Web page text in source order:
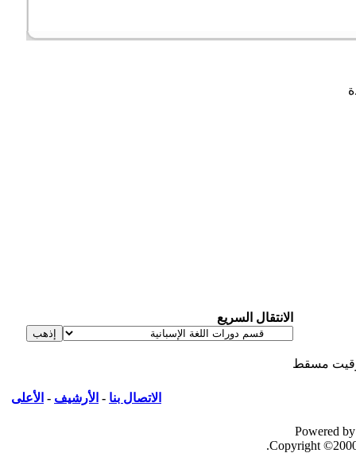
الانتقال السريع
مسقط
الاتصال بنا-الأرشيف-الأعلى
Powered
Copyright